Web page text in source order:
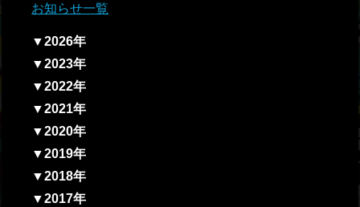
お知らせ一覧
▼2026年
▼2023年
▼2022年
▼2021年
▼2020年
▼2019年
▼2018年
▼2017年